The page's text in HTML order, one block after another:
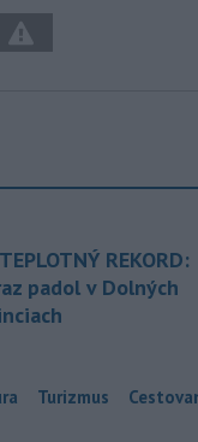
REKORD:
padol v Dolných
Turizmus